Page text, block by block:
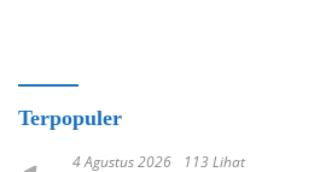
Terpopuler
4 Agustus 2026 113 Lihat